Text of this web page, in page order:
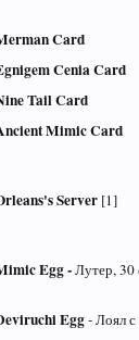
Card
Cenia Card
Tail Card
Mimic Card
Server [1]
Egg -Лутер, 30
Egg- Лоял с